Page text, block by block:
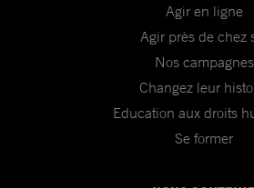
Agir en ligne
Agir près de chez
Nos campagnes
Changez leur
Education aux droits
Se former